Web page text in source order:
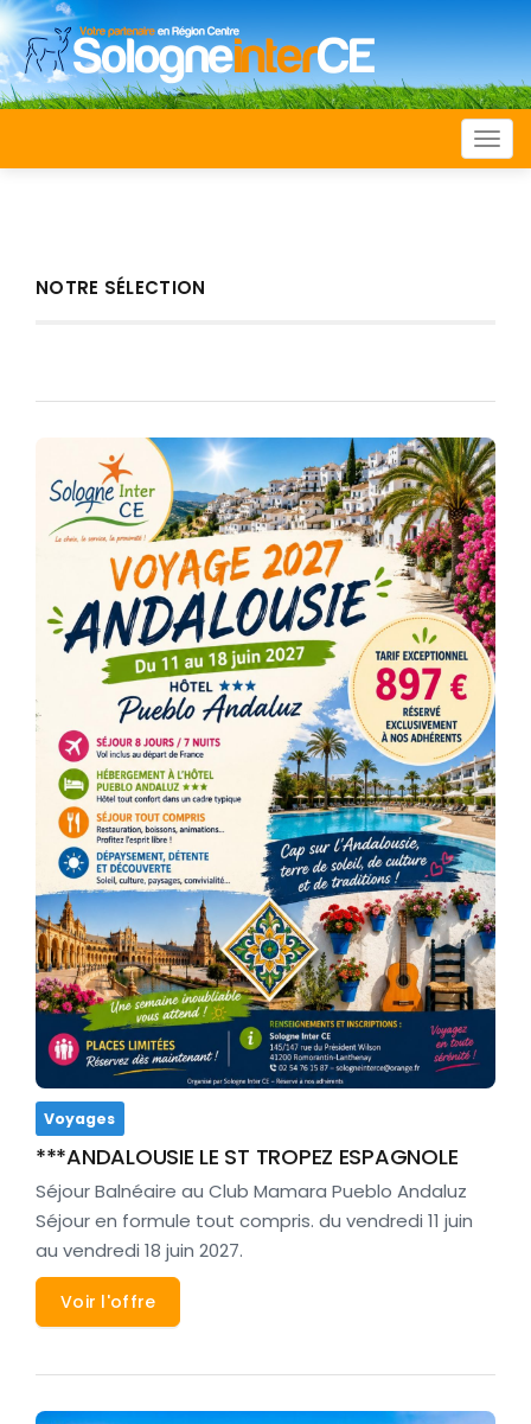
NOTRE SÉLECTION
Voyages
***ANDALOUSIE LE ST TROPEZ ESPAGNOLE
Séjour Balnéaire au Club Mamara Pueblo Andaluz
Séjour en formule tout compris. du vendredi 11 juin
au vendredi 18 juin 2027.
Voir l'offre